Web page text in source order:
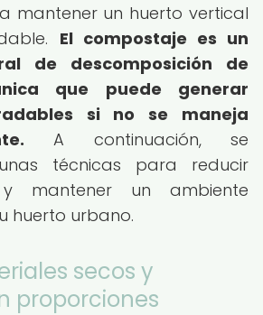
mantener un huerto vertical
El compostaje es un
de descomposición de
que puede generar
si no se maneja
A continuación, se
técnicas para reducir
mantener un ambiente
huerto urbano.
secos y
proporciones